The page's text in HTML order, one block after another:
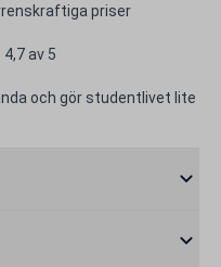
priser
av 5
och gör studentlivet lite